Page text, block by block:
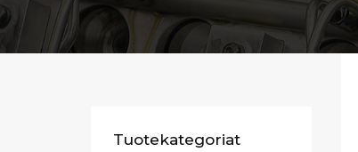
Tuotekategoriat